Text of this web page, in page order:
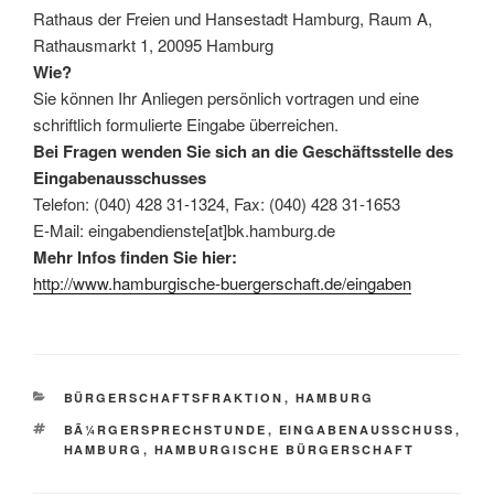
Rathaus der Freien und Hansestadt Hamburg, Raum A,
Rathausmarkt 1, 20095 Hamburg
Wie?
Sie können Ihr Anliegen persönlich vortragen und eine
schriftlich formulierte Eingabe überreichen.
Bei Fragen wenden Sie sich an die Geschäftsstelle des
Eingabenausschusses
Telefon: (040) 428 31-1324, Fax: (040) 428 31-1653
E-Mail: eingabendienste[at]bk.hamburg.de
Mehr Infos finden Sie hier:
http://www.hamburgische-buergerschaft.de/eingaben
KATEGORIEN
BÜRGERSCHAFTSFRAKTION , HAMBURG
SCHLAGWÖRTER
BÃ¼RGERSPRECHSTUNDE , EINGABENAUSSCHUSS ,
HAMBURG , HAMBURGISCHE BÜRGERSCHAFT